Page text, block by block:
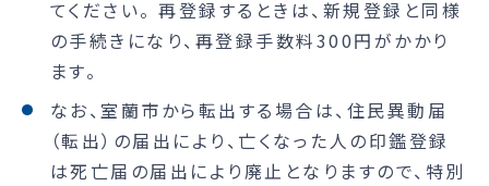
てください。 再登録するときは、新規登録と同様
の手続きになり、再登録手数料300円がかかり
ます。
なお、室蘭市から転出する場合は、住民異動届
（転出）の届出により、亡くなった人の印鑑登録
は死亡届の届出により廃止となりますので、特別